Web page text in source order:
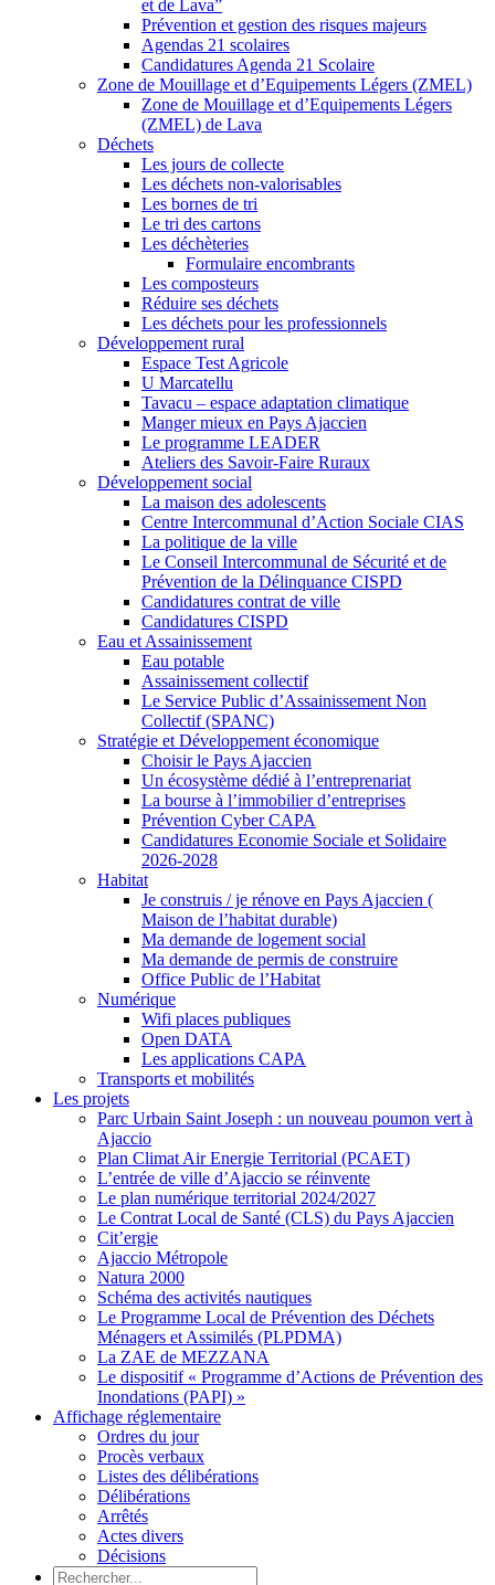
et de Lava”
Prévention et gestion des risques majeurs
Agendas 21 scolaires
Candidatures Agenda 21 Scolaire
Zone de Mouillage et d’Equipements Légers (ZMEL)
Zone de Mouillage et d’Equipements Légers
(ZMEL) de Lava
Déchets
Les jours de collecte
Les déchets non-valorisables
Les bornes de tri
Le tri des cartons
Les déchèteries
Formulaire encombrants
Les composteurs
Réduire ses déchets
Les déchets pour les professionnels
Développement rural
Espace Test Agricole
U Marcatellu
Tavacu – espace adaptation climatique
Manger mieux en Pays Ajaccien
Le programme LEADER
Ateliers des Savoir-Faire Ruraux
Développement social
La maison des adolescents
Centre Intercommunal d’Action Sociale CIAS
La politique de la ville
Le Conseil Intercommunal de Sécurité et de
Prévention de la Délinquance CISPD
Candidatures contrat de ville
Candidatures CISPD
Eau et Assainissement
Eau potable
Assainissement collectif
Le Service Public d’Assainissement Non
Collectif (SPANC)
Stratégie et Développement économique
Choisir le Pays Ajaccien
Un écosystème dédié à l’entreprenariat
La bourse à l’immobilier d’entreprises
Prévention Cyber CAPA
Candidatures Economie Sociale et Solidaire
2026-2028
Habitat
Je construis / je rénove en Pays Ajaccien (
Maison de l’habitat durable)
Ma demande de logement social
Ma demande de permis de construire
Office Public de l’Habitat
Numérique
Wifi places publiques
Open DATA
Les applications CAPA
Transports et mobilités
Les projets
Parc Urbain Saint Joseph : un nouveau poumon vert à
Ajaccio
Plan Climat Air Energie Territorial (PCAET)
L’entrée de ville d’Ajaccio se réinvente
Le plan numérique territorial 2024/2027
Le Contrat Local de Santé (CLS) du Pays Ajaccien
Cit’ergie
Ajaccio Métropole
Natura 2000
Schéma des activités nautiques
Le Programme Local de Prévention des Déchets
Ménagers et Assimilés (PLPDMA)
La ZAE de MEZZANA
Le dispositif « Programme d’Actions de Prévention des
Inondations (PAPI) »
Affichage réglementaire
Ordres du jour
Procès verbaux
Listes des délibérations
Délibérations
Arrêtés
Actes divers
Décisions
Rechercher